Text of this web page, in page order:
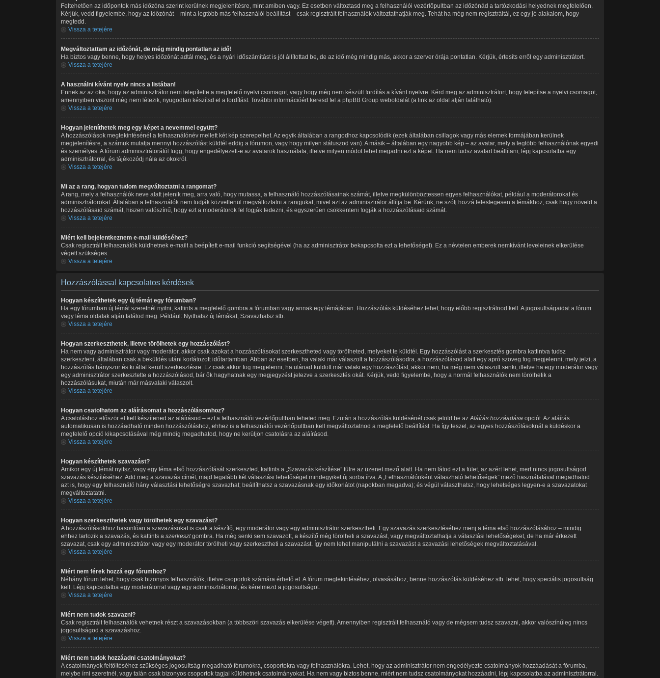
Feltehetően az időpontok más időzóna szerint kerülnek megjelenítésre, mint amiben vagy. Ez esetben változtasd meg a felhasználói vezérlőpultban az időzónád a tartózkodási helyednek megfelelően.
Kérjük, vedd figyelembe, hogy az időzónát – mint a legtöbb más felhasználói beállítást – csak regisztrált felhasználók változtathatják meg. Tehát ha még nem regisztráltál, ez egy jó alakalom, hogy
megtedd.
Vissza a tetejére
Megváltoztattam az időzónát, de még mindig pontatlan az idő!
Ha biztos vagy benne, hogy helyes időzónát adtál meg, és a nyári időszámítást is jól állítottad be, de az idő még mindig más, akkor a szerver órája pontatlan. Kérjük, értesíts erről egy adminisztrátort.
Vissza a tetejére
A használni kívánt nyelv nincs a listában!
Ennek az az oka, hogy az adminisztrátor nem telepítette a megfelelő nyelvi csomagot, vagy hogy még nem készült fordítás a kívánt nyelvre. Kérd meg az adminisztrátort, hogy telepítse a nyelvi csomagot,
amennyiben viszont még nem létezik, nyugodtan készítsd el a fordítást. További információért keresd fel a phpBB Group weboldalát (a link az oldal alján található).
Vissza a tetejére
Hogyan jeleníthetek meg egy képet a nevemmel együtt?
A hozzászólások megtekintésénél a felhasználónév mellett két kép szerepelhet. Az egyik általában a rangodhoz kapcsolódik (ezek általában csillagok vagy más elemek formájában kerülnek
megjelenítésre, a számuk mutatja mennyi hozzászólást küldtél eddig a fórumon, vagy hogy milyen státuszod van). A másik – általában egy nagyobb kép – az avatar, mely a legtöbb felhasználónak egyedi
és személyes. A fórum adminisztrátorától függ, hogy engedélyezett-e az avatarok használata, illetve milyen módot lehet megadni ezt a képet. Ha nem tudsz avatart beállítani, lépj kapcsolatba egy
adminisztrátorral, és tájékozódj nála az okokról.
Vissza a tetejére
Mi az a rang, hogyan tudom megváltoztatni a rangomat?
A rang, mely a felhasználók neve alatt jelenik meg, arra való, hogy mutassa, a felhasználó hozzászólásainak számát, illetve megkülönböztessen egyes felhasználókat, például a moderátorokat és
adminisztrátorokat. Általában a felhasználók nem tudják közvetlenül megváltoztatni a rangjukat, mivel azt az adminisztrátor állítja be. Kérünk, ne szólj hozzá feleslegesen a témákhoz, csak hogy növeld a
hozzászólásaid számát, hiszen valószínű, hogy ezt a moderátorok fel fogják fedezni, és egyszerűen csökkenteni fogják a hozzászólásaid számát.
Vissza a tetejére
Miért kell bejelentkeznem e-mail küldéséhez?
Csak regisztrált felhasználók küldhetnek e-mailt a beépített e-mail funkció segítségével (ha az adminisztrátor bekapcsolta ezt a lehetőséget). Ez a névtelen emberek nemkívánt leveleinek elkerülése
végett szükséges.
Vissza a tetejére
Hozzászólással kapcsolatos kérdések
Hogyan készíthetek egy új témát egy fórumban?
Ha egy fórumban új témát szeretnél nyitni, kattints a megfelelő gombra a fórumban vagy annak egy témájában. Hozzászólás küldéséhez lehet, hogy előbb regisztrálnod kell. A jogosultságaidat a fórum
vagy téma oldalak alján találod meg. Például: Nyithatsz új témákat, Szavazhatsz stb.
Vissza a tetejére
Hogyan szerkeszthetek, illetve törölhetek egy hozzászólást?
Ha nem vagy adminisztrátor vagy moderátor, akkor csak azokat a hozzászólásokat szerkesztheted vagy törölheted, melyeket te küldtél. Egy hozzászólást a szerkesztés gombra kattintva tudsz
szerkeszteni, általában csak a beküldés utáni korlátozott időtartamban. Abban az esetben, ha valaki már válaszolt a hozzászólásodra, a hozzászólásod alatt egy apró szöveg fog megjelenni, mely jelzi, a
hozzászólás hányszor és ki által került szerkesztésre. Ez csak akkor fog megjelenni, ha utánad küldött már valaki egy hozzászólást, akkor nem, ha még nem válaszolt senki, illetve ha egy moderátor vagy
egy adminisztrátor szerkesztette a hozzászólásod, bár ők hagyhatnak egy megjegyzést jelezve a szerkesztés okát. Kérjük, vedd figyelembe, hogy a normál felhasználók nem törölhetik a
hozzászólásukat, miután már másvalaki válaszolt.
Vissza a tetejére
Hogyan csatolhatom az aláírásomat a hozzászólásomhoz?
A csatoláshoz először el kell készítened az aláírásod – ezt a felhasználói vezérlőpultban teheted meg. Ezután a hozzászólás küldésénél csak jelöld be azAláírás hozzáadása opciót. Az aláírás
automatikusan is hozzáadható minden hozzászóláshoz, ehhez is a felhasználói vezérlőpultban kell megváltoztatnod a megfelelő beállítást. Ha így teszel, az egyes hozzászólásoknál a küldéskor a
megfelelő opció kikapcsolásával még mindig megadhatod, hogy ne kerüljön csatolásra az aláírásod.
Vissza a tetejére
Hogyan készíthetek szavazást?
Amikor egy új témát nyitsz, vagy egy téma első hozzászólását szerkeszted, kattints a „Szavazás készítése” fülre az üzenet mező alatt. Ha nem látod ezt a fület, az azért lehet, mert nincs jogosultságod
szavazás készítéséhez. Add meg a szavazás címét, majd legalább két választási lehetőséget mindegyiket új sorba írva. A „Felhasználónként válaszható lehetőségek” mező használatával megadhatod
azt is, hogy egy felhasználó hány választási lehetőségre szavazhat; beállíthatsz a szavazásnak egy időkorlátot (napokban megadva); és végül választhatsz, hogy lehetséges legyen-e a szavazatokat
megváltoztatatni.
Vissza a tetejére
Hogyan szerkeszthetek vagy törölhetek egy szavazást?
A hozzászólásokhoz hasonlóan a szavazásokat is csak a készítő, egy moderátor vagy egy adminisztrátor szerkesztheti. Egy szavazás szerkesztéséhez menj a téma első hozzászólásához – mindig
ehhez tartozik a szavazás, és kattints aszerkesztgombra. Ha még senki sem szavazott, a készítő még törölheti a szavazást, vagy megváltoztathatja a választási lehetőségeket, de ha már érkezett
szavazat, csak egy adminisztrátor vagy egy moderátor törölheti vagy szerkesztheti a szavazást. Így nem lehet manipulálni a szavazást a szavazási lehetőségek megváltoztatásával.
Vissza a tetejére
Miért nem férek hozzá egy fórumhoz?
Néhány fórum lehet, hogy csak bizonyos felhasználók, illetve csoportok számára érhető el. A fórum megtekintéséhez, olvasásához, benne hozzászólás küldéséhez stb. lehet, hogy speciális jogosultság
kell. Lépj kapcsolatba egy moderátorral vagy egy adminisztrátorral, és kérelmezd a jogosultságot.
Vissza a tetejére
Miért nem tudok szavazni?
Csak regisztrált felhasználók vehetnek részt a szavazásokban (a többszöri szavazás elkerülése végett). Amennyiben regisztrált felhasználó vagy de mégsem tudsz szavazni, akkor valószínűleg nincs
jogosultságod a szavazáshoz.
Vissza a tetejére
Miért nem tudok hozzáadni csatolmányokat?
A csatolmányok feltöltéséhez szükséges jogosultság megadható fórumokra, csoportokra vagy felhasználókra. Lehet, hogy az adminisztrátor nem engedélyezte csatolmányok hozzáadását a fórumba,
melybe írni szeretnél, vagy talán csak bizonyos csoportok tagjai küldhetnek csatolmányokat. Ha nem vagy biztos benne, miért nem tudsz csatolmányokat hozzáadni, lépj kapcsolatba az adminisztrátorral.